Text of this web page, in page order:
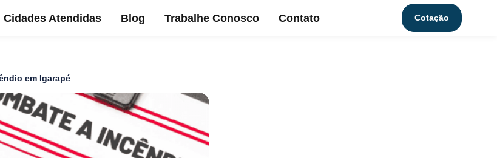
Cidades Atendidas Blog Trabalhe Conosco Contato Cotação
em Igarapé